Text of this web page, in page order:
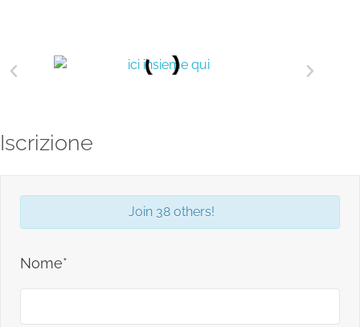
Iscrizione
Join 38 others!
Nome*